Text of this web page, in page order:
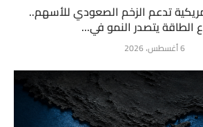
تدعم الزخم الصعودي للأسهم..
الطاقة يتصدر النمو في...
6 أغسطس، 2026